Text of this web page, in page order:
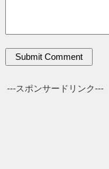
---スポンサードリンク---